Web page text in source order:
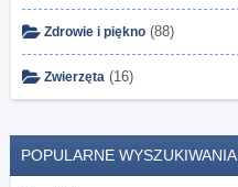
Zdrowie i piękno (88)
Zwierzęta (16)
POPULARNE WYSZUKIWANIA